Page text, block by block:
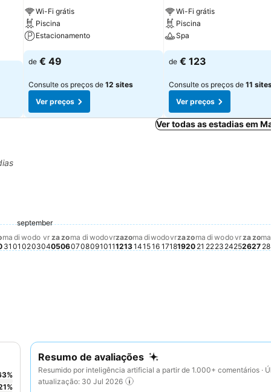
Wi-Fi grátis
Piscina
Estacionamento
de € 49
Consulte os preços de 12 sites
Ver preços
Wi-Fi grátis
Piscina
Spa
de € 123
Consulte os preços de 11
Ver preços
Ver todas as estadias em
2022
23 24
25
augustus 26
augustus 27
augustus 28
augustus 29
augustus 30
241
maandag, augustus 31
€ 272
ma
31
dinsdag, september 01
€ 227
september
di
01
woensdag, september 02
€ 254
wo
02
donderdag, september 03
€ 300
do
03
vrijdag, september 04
Não há preço disponível para esta data
vr
04
zaterdag, september 05
Não há preço disponível para esta data
za
05
zo
06
ma
07
di
08
wo
09
do
10
vrijdag, september 11
Não há preço disponível para
vr
11
za
12
zo
13
ma
14
di
15
wo
16
do
17
vrijdag, september 18
Não há preço
vr
18
za
19
zondag,
Não há preço
zo
20
maandag,
ma
21
dinsdag,
di
22
wo
23
do
24
Não
vr
25
za
26
zo
27
ma
28
Resumo de avaliações
Resumido por inteligência artificial a partir de 1.000+ comentários ·
atualização: 30 Jul 2026
%
%